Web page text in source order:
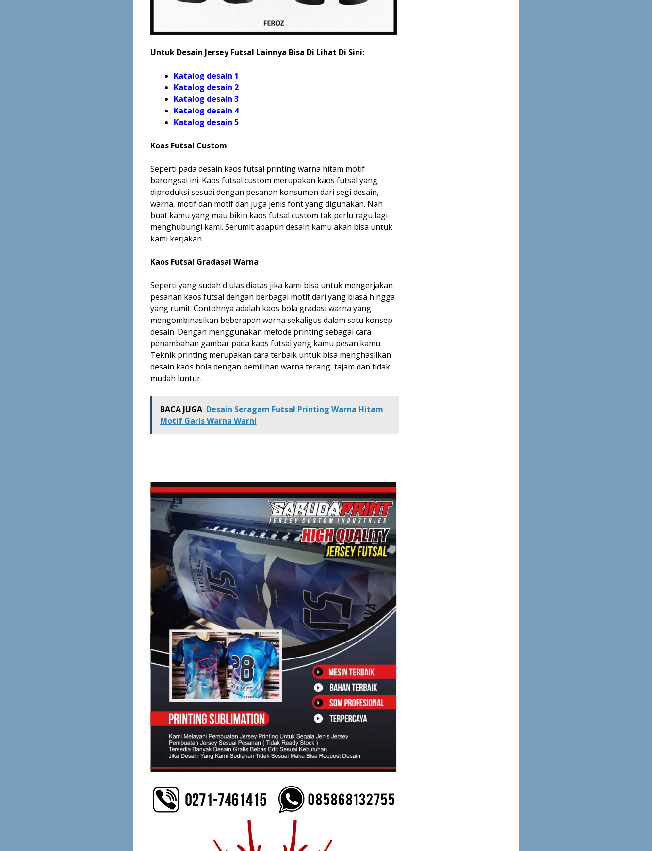
Untuk Desain Jersey Futsal Lainnya Bisa Di Lihat Di Sini:
Katalog desain 1
Katalog desain 2
Katalog desain 3
Katalog desain 4
Katalog desain 5
Koas Futsal Custom
Seperti pada desain kaos futsal printing warna hitam motif
barongsai ini. Kaos futsal custom merupakan kaos futsal yang
diproduksi sesuai dengan pesanan konsumen dari segi desain,
warna, motif dan motif dan juga jenis font yang digunakan. Nah
buat kamu yang mau bikin kaos futsal custom tak perlu ragu lagi
menghubungi kami. Serumit apapun desain kamu akan bisa untuk
kami kerjakan.
Kaos Futsal Gradasai Warna
Seperti yang sudah diulas diatas jika kami bisa untuk mengerjakan
pesanan kaos futsal dengan berbagai motif dari yang biasa hingga
yang rumit. Contohnya adalah kaos bola gradasi warna yang
mengombinasikan beberapan warna sekaligus dalam satu konsep
desain. Dengan menggunakan metode printing sebagai cara
penambahan gambar pada kaos futsal yang kamu pesan kamu.
Teknik printing merupakan cara terbaik untuk bisa menghasilkan
desain kaos bola dengan pemilihan warna terang, tajam dan tidak
mudah luntur.
BACA JUGA Desain Seragam Futsal Printing Warna Hitam
Motif Garis Warna Warni